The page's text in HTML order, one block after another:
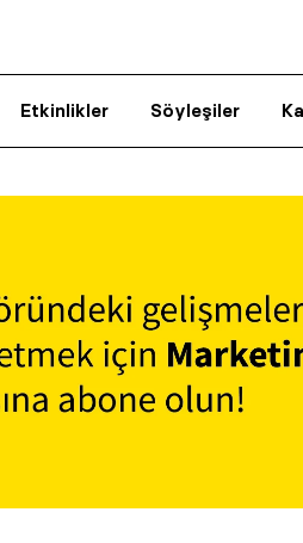
Etkinlikler Söyleşiler